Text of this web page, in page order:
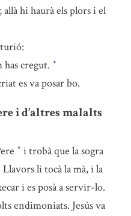
hi haurà els plors i el
cregut. *
es va posar bo.
i d’altres malalts
* i trobà que la sogra
Llavors li tocà la mà, i la
i es posà a servir-lo.
endimoniats. Jesús va